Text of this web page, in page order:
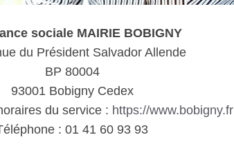
sociale MAIRIE BOBIGNY
du Président Salvador Allende
BP 80004
93001 Bobigny Cedex
du service : https://www.bobigny.fr
: 01 41 60 93 93